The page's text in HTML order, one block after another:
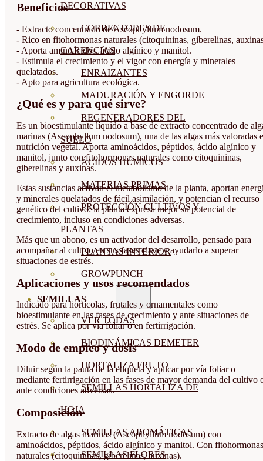
DECORATIVAS
CORRECTORES DE
CARENCIAS
ENRAIZANTES
MADURACIÓN Y ENGORDE
REGENERADORES DEL
SUELO
ÁCIDOS HÚMICOS
MATERIAS PRIMAS
PROTECCIÓN CULTIVOS Y
PLANTAS
PLANTAS INTERIOR
GROWPUNCH
SEMILLAS
VER TODAS
BIODINÁMICAS DEMETER
HORTALIZA FRUTO
SEMILLAS HORTALIZA DE
HOJA
SEMILLAS AROMÁTICAS
SEMILLAS FLORES
Beneficios
- Extracto concentrado de Ascophyllum nodosum.
- Rico en fitohormonas naturales (citoquininas, giberelinas,
- Aporta aminoácidos, ácido algínico y manitol.
- Estimula el crecimiento y el vigor con energía y minerales
quelatados.
- Apto para agricultura ecológica.
¿Qué es y para qué sirve?
Es un bioestimulante líquido a base de extracto concentrado de
marinas (Ascophyllum nodosum), una de las algas más valoradas
nutrición vegetal. Aporta aminoácidos, péptidos, ácido algínico y
manitol, junto con fitohormonas naturales como citoquininas,
giberelinas y auxinas.
Estas sustancias activan el metabolismo de la planta, aportan
y minerales quelatados de fácil asimilación, y potencian el recurso
genético del cultivo: la planta expresa mejor su potencial de
crecimiento, incluso en condiciones adversas.
Más que un abono, es un activador del desarrollo, pensado para
acompañar al cultivo en sus fases clave y ayudarlo a superar
situaciones de estrés.
Aplicaciones y usos recomendados
Indicado para hortícolas, frutales y ornamentales como
bioestimulante en las fases de crecimiento y ante situaciones de
estrés. Se aplica por vía foliar o en fertirrigación.
Modo de empleo y dosis
Diluir según la pauta de la etiqueta y aplicar por vía foliar o
mediante fertirrigación en las fases de mayor demanda del cultivo
ante condiciones adversas.
Composición
Extracto de algas marinas (Ascophyllum nodosum) con
aminoácidos, péptidos, ácido algínico y manitol. Con fitohormonas
naturales (citoquininas, giberelinas, auxinas).